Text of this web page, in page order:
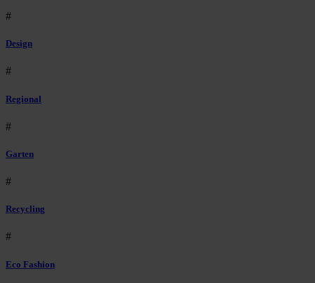
#
Design
#
Regional
#
Garten
#
Recycling
#
Eco Fashion